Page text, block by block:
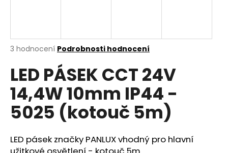
Průměrné
produktu
je
4,0
5
hvězdiček.
3 hodnocení Podrobnosti hodnocení
LED PÁSEK CCT 24V
14,4W 10mm IP44 -
5025 (kotouč 5m)
LED pásek značky PANLUX vhodný pro hlavní
í
t
?
HLEDAT